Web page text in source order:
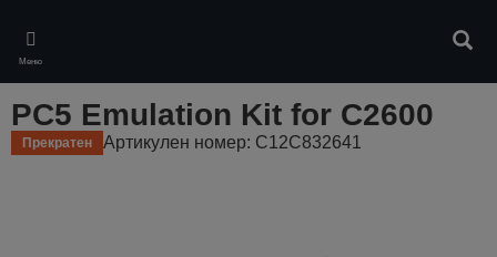
main
content
Меню
PC5 Emulation Kit for C2600
Прекратен Артикулен номер: C12C832641